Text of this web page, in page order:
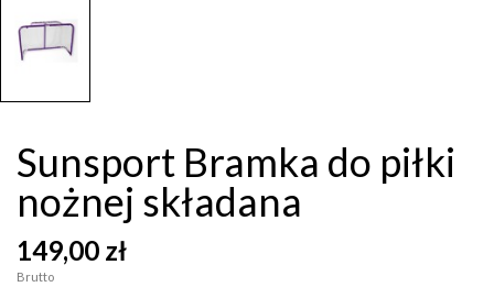
Sunsport Bramka do piłki
nożnej składana
149,00 zł
Brutto